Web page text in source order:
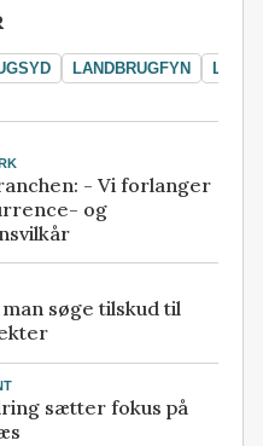
LANDBRUGFYN
- Vi forlanger
og
søge tilskud til
sætter fokus på